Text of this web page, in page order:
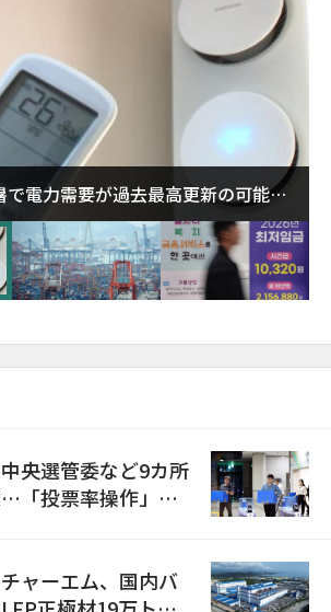
で電力需要が過去最高更新の可能性
を点検
央選管委など9カ所
「投票率操作」の
ャーエム、国内バ